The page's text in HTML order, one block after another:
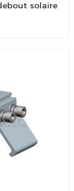
solaire